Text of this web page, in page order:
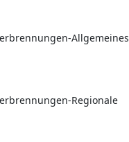
Allgemeines
Regionale